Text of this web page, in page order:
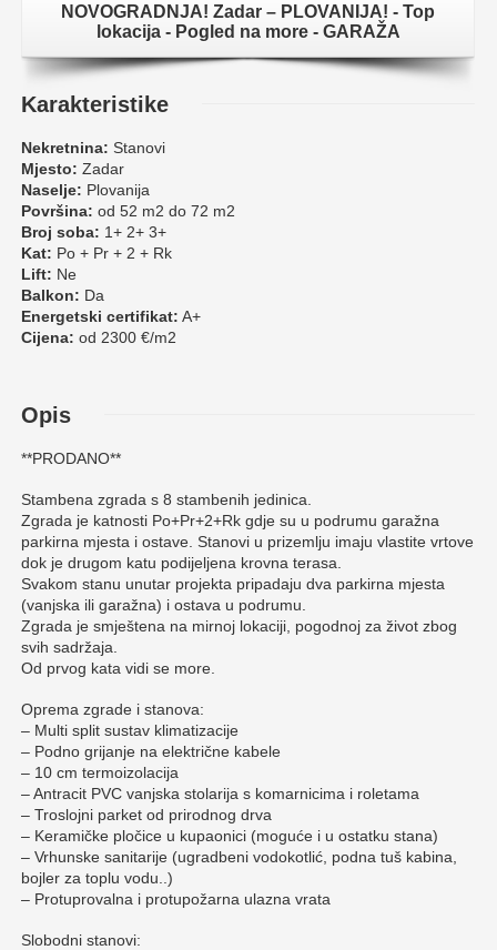
NOVOGRADNJA! Zadar – PLOVANIJA! - Top
lokacija - Pogled na more - GARAŽA
Karakteristike
Nekretnina: Stanovi
Mjesto: Zadar
Naselje: Plovanija
Površina: od 52 m2 do 72 m2
Broj soba: 1+ 2+ 3+
Kat: Po + Pr + 2 + Rk
Lift: Ne
Balkon: Da
Energetski certifikat: A+
Cijena: od 2300 €/m2
Opis
**PRODANO**
Stambena zgrada s 8 stambenih jedinica.
Zgrada je katnosti Po+Pr+2+Rk gdje su u podrumu garažna
parkirna mjesta i ostave. Stanovi u prizemlju imaju vlastite vrtove
dok je drugom katu podijeljena krovna terasa.
Svakom stanu unutar projekta pripadaju dva parkirna mjesta
(vanjska ili garažna) i ostava u podrumu.
Zgrada je smještena na mirnoj lokaciji, pogodnoj za život zbog
svih sadržaja.
Od prvog kata vidi se more.
Oprema zgrade i stanova:
– Multi split sustav klimatizacije
– Podno grijanje na električne kabele
– 10 cm termoizolacija
– Antracit PVC vanjska stolarija s komarnicima i roletama
– Troslojni parket od prirodnog drva
– Keramičke pločice u kupaonici (moguće i u ostatku stana)
– Vrhunske sanitarije (ugradbeni vodokotlić, podna tuš kabina,
bojler za toplu vodu..)
– Protuprovalna i protupožarna ulazna vrata
Slobodni stanovi: